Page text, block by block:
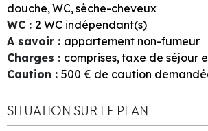
douche WC sèche-cheveux
WC : 2 WC indépendant(s)
A savoir : appartement non-fumeur
Charges : comprises taxe de séjour
Caution : 500 € de caution
SITUATION SUR LE PLAN